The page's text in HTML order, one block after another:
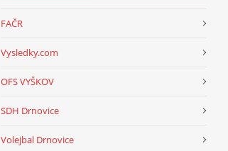
FAČR
Vysledky.com
OFS VYŠKOV
SDH Drnovice
Volejbal Drnovice